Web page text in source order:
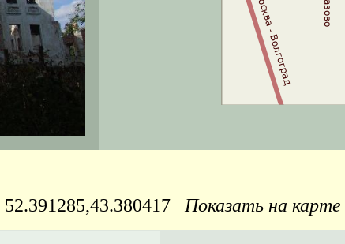
52.391285,43.380417 Показать на карте